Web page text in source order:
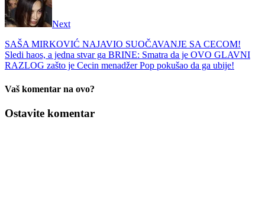
Next
SAŠA MIRKOVIĆ NAJAVIO SUOČAVANJE SA CECOM!
Sledi haos, a jedna stvar ga BRINE: Smatra da je OVO GLAVNI
RAZLOG zašto je Cecin menadžer Pop pokušao da ga ubije!
Vaš komentar na ovo?
Ostavite komentar